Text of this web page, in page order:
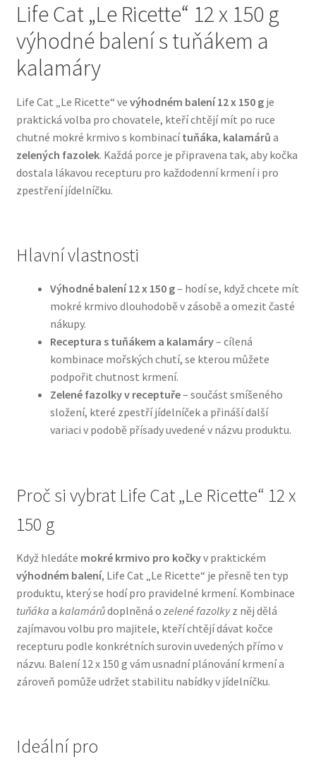
Bozita pro psy — Švédské krmivo s nordickou kvalitou
Brit pro psy
Granule pro psy
Natural Trainer pro psy — Italské krmivo s
přírodními složkami
Konzervy a kapsičky pro psy
N&D Farmina pro psy — Italské holistic krmivo
Oblečky pro psy
Pamlsky pro psy
Ortopedické pelíšky
Přepravky pro psy
Purizon pro psy — Vysoký obsah masa, bez obilovin
Royal Canin pro psy
Veterinární dieta pro psy
Vodítka a obojky
Life Cat „Le Ricette“ 12 x 150 g
výhodné balení s tuňákem a
kalamáry
Life Cat „Le Ricette“ ve výhodném balení 12 x 150 gje
praktická volba pro chovatele, kteří chtějí mít po ruce
chutné mokré krmivo s kombinacítuňáka, kalamárů a
zelených fazolek. Každá porce je připravena tak, aby kočka
dostala lákavou recepturu pro každodenní krmení i pro
zpestření jídelníčku.
Hlavní vlastnosti
Výhodné balení 12 x 150 g– hodí se, když chcete mít
mokré krmivo dlouhodobě v zásobě a omezit časté
nákupy.
Receptura s tuňákem a kalamáry– cílená
kombinace mořských chutí, se kterou můžete
podpořit chutnost krmení.
Zelené fazolky v receptuře– součást smíšeného
složení, které zpestří jídelníček a přináší další
variaci v podobě přísady uvedené v názvu produktu.
Proč si vybrat Life Cat „Le Ricette“ 12 x
150 g
Když hledáte mokré krmivo pro kočkyv praktickém
výhodném balení, Life Cat „Le Ricette“ je přesně ten typ
produktu, který se hodí pro pravidelné krmení. Kombinace
tuňáka a kalamárůdoplněná o zelené fazolkyz něj dělá
zajímavou volbu pro majitele, kteří chtějí dávat kočce
recepturu podle konkrétních surovin uvedených přímo v
názvu. Balení 12 x 150 g vám usnadní plánování krmení a
zároveň pomůže udržet stabilitu nabídky v jídelníčku.
Ideální pro